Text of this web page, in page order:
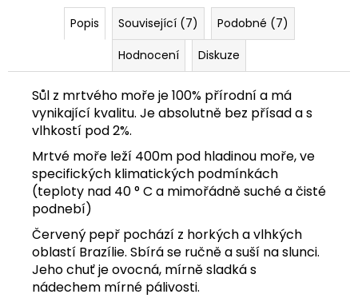
Popis Související (7)
Podobné (7)
Hodnocení
Diskuze
Sůl z mrtvého moře je 100% přírodní a má
vynikající kvalitu. Je absolutně bez přísad a s
vlhkostí pod 2%.
Mrtvé moře leží 400m pod hladinou moře, ve
specifických klimatických podmínkách
(teploty nad 40 ° C a mimořádně suché a čisté
podnebí)
Červený pepř pochází z horkých a vlhkých
oblastí Brazílie. Sbírá se ručně a suší na slunci.
Jeho chuť je ovocná, mírně sladká s
nádechem mírné pálivosti.
KOŘENÍCÍ
G)
89
Kč